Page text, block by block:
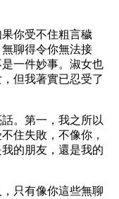
你受不住粗言穢
聊得令你無法接
一件妙事。淑女也
但我著實已忍受了
。第一，我之所以
住失敗，不像你，
的朋友，還是我的
只有像你這些無聊